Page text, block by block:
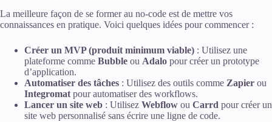
La meilleure façon de se former au no-code est de mettre vos
connaissances en pratique. Voici quelques idées pour commencer :
Créer un MVP (produit minimum viable) : Utilisez une
plateforme comme Bubble ou Adalo pour créer un prototype
d’application.
Automatiser des tâches : Utilisez des outils comme Zapier ou
Integromat pour automatiser des workflows.
Lancer un site web : Utilisez Webflow ou Carrd pour créer un
site web personnalisé sans écrire une ligne de code.